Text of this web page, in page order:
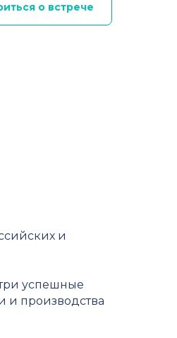
о встрече
и
успешные
и производства